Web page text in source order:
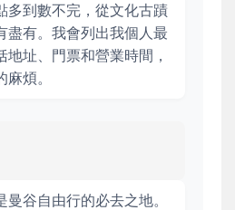
多到數不完，從文化古蹟
盡有。我會列出我個人最
址、門票和營業時間，
煩。
谷自由行的必去之地。